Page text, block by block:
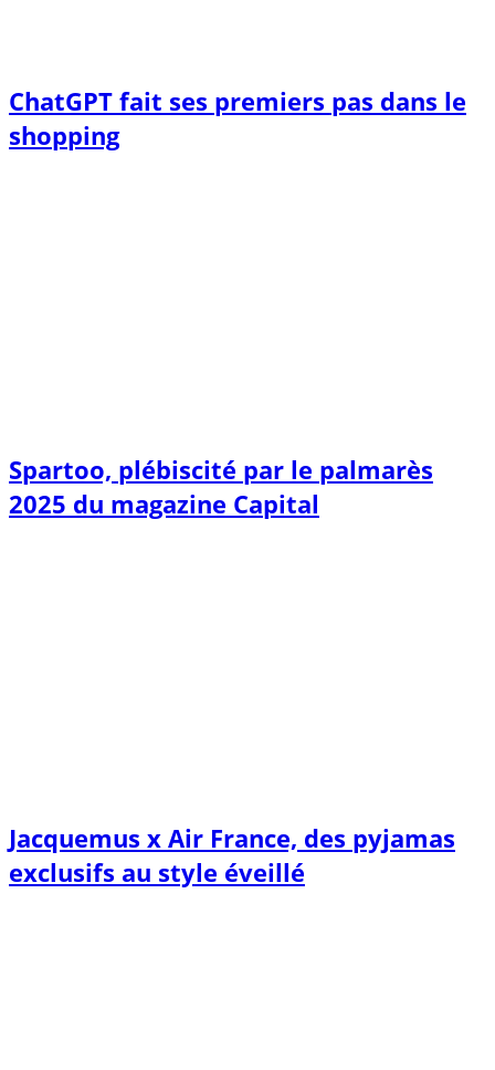
ChatGPT fait ses premiers pas dans le
shopping
Spartoo, plébiscité par le palmarès
2025 du magazine Capital
Jacquemus x Air France, des pyjamas
exclusifs au style éveillé